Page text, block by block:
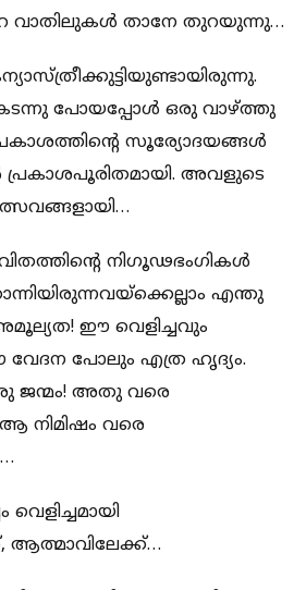
വാതിലുകള്‍ താനേ തുറയുന്നു…
പോയപ്പോള്‍ ഒരു വാഴ്ത്തു
സൂര്യോദയങ്ങള്‍
അവളുടെ
നിഗൂഢഭംഗികള്‍
എന്തു
ഈ വെളിച്ചവും
വേദന പോലും എത്ര ഹൃദ്യം.
ജന്മം! അതു വരെ
നിമിഷം വരെ
ആത്മാവിലേക്ക്…